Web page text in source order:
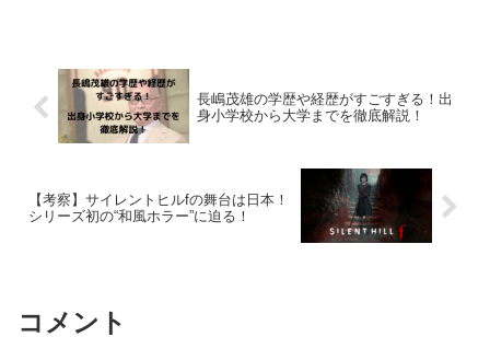
長嶋茂雄の学歴や経歴がすごすぎる！出
身小学校から大学までを徹底解説！
【考察】サイレントヒルfの舞台は日本！
シリーズ初の“和風ホラー”に迫る！
コメント